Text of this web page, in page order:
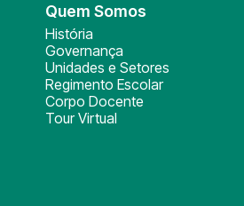
Quem Somos
História
Governança
Unidades e Setores
Regimento Escolar
Corpo Docente
Tour Virtual